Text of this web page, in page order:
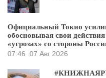
Официальный Токио
обосновывая свои
«угрозах» со стороны
07:46 07 Авг 2026